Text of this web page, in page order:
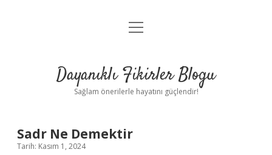
Anasayfa
Yasal Uyarı
menüyü
Dayanıklı Fikirler Blogu
Sağlam önerilerle hayatını güçlendir!
Sadr Ne Demektir
Tarih: Kasım 1, 2024